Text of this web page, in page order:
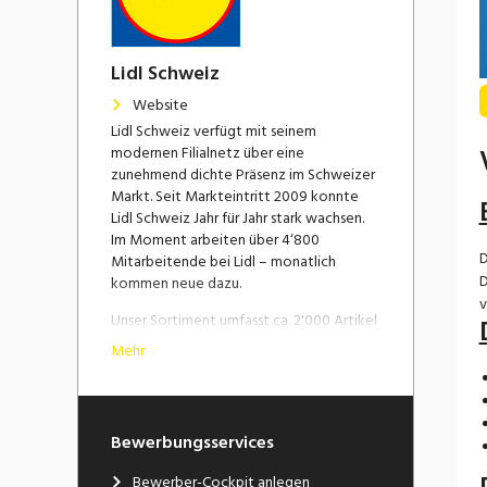
Lidl Schweiz
Website
Lidl Schweiz verfügt mit seinem
modernen Filialnetz über eine
zunehmend dichte Präsenz im Schweizer
Markt. Seit Markteintritt 2009 konnte
Lidl Schweiz Jahr für Jahr stark wachsen.
Im Moment arbeiten über 4‘800
Mitarbeitende bei Lidl – monatlich
kommen neue dazu.
Unser Sortiment umfasst ca. 2'000 Artikel
des täglichen Bedarfs. Die Schweizer
Herkunft unserer Produkte ist uns sehr
hochwertige, frische Obst-, Gemüse- und
Brotauswahl im Offenverkauf sowie
Mehr
Bewerbungsservices